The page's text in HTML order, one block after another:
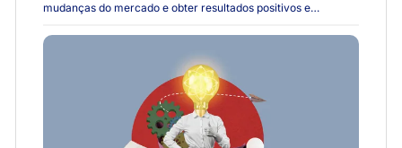
mudanças do mercado e obter resultados positivos e